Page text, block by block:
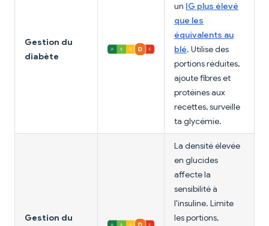
Gestion du
diabète
un IG plus élevé
que les
équivalents au
blé. Utilise des
portions réduites,
ajoute fibres et
protéines aux
recettes, surveille
ta glycémie.
Gestion du
La densité élevée
en glucides
affecte la
sensibilité à
l'insuline. Limite
les portions,